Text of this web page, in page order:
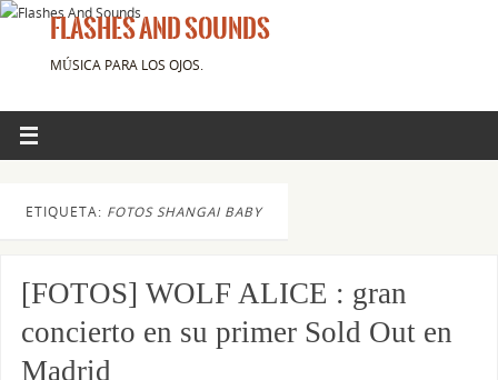
FLASHES AND SOUNDS
MÚSICA PARA LOS OJOS.
ETIQUETA: FOTOS SHANGAI BABY
[FOTOS] WOLF ALICE : gran
concierto en su primer Sold Out en
Madrid